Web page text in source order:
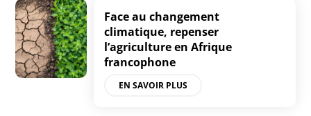
Face au changement
climatique, repenser
l’agriculture en Afrique
francophone
EN SAVOIR PLUS